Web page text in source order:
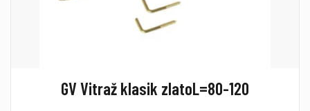
GV Vitraž klasik zlatoL=80-120